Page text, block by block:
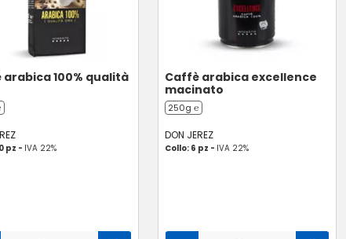
arabica 100% qualità
pz - IVA 22%
Caffè arabica excellence
macinato
250g ℮
DON JEREZ
Collo: 6 pz - IVA 22%